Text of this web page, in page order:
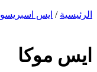
الرئيسية / ايس اسبريسو
ايس موكا